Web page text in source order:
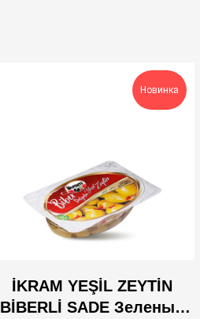
Новинка
İKRAM YEŞİL ZEYTİN
BİBERLİ SADE Зеленый